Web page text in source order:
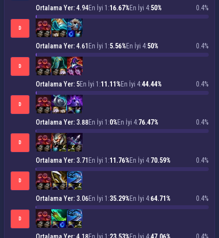
Ortalama Yer: 4.94En İyi 1:16.67%En İyi 4:50% 0.4%
D
Ortalama Yer: 4.61 En İyi 1:5.56%En İyi 4:50% 0.4%
D
Ortalama Yer: 5En İyi 1:11.11%En İyi 4:44.44% 0.4%
D
Ortalama Yer: 3.88En İyi 1:0%En İyi 4:76.47% 0.4%
D
Ortalama Yer: 3.71 En İyi 1:11.76%En İyi 4:70.59% 0.4%
D
Ortalama Yer: 3.06En İyi 1:35.29%En İyi 4:64.71% 0.4%
D